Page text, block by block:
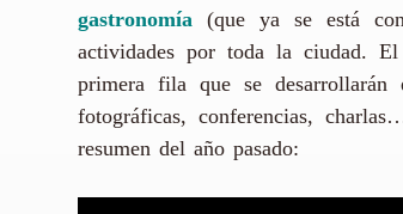
gastronomía (que ya se está
actividades por toda la ciudad.
primera fila que se desarrollarán
fotográficas, conferencias,
resumen del año pasado: